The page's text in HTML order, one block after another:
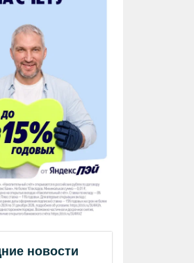
новости